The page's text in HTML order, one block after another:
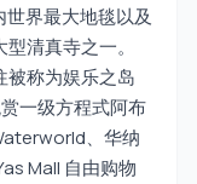
界最大地毯以及
清真寺之一。
被称为娱乐之岛
一级方程式阿布
、华纳
Mall 自由购物